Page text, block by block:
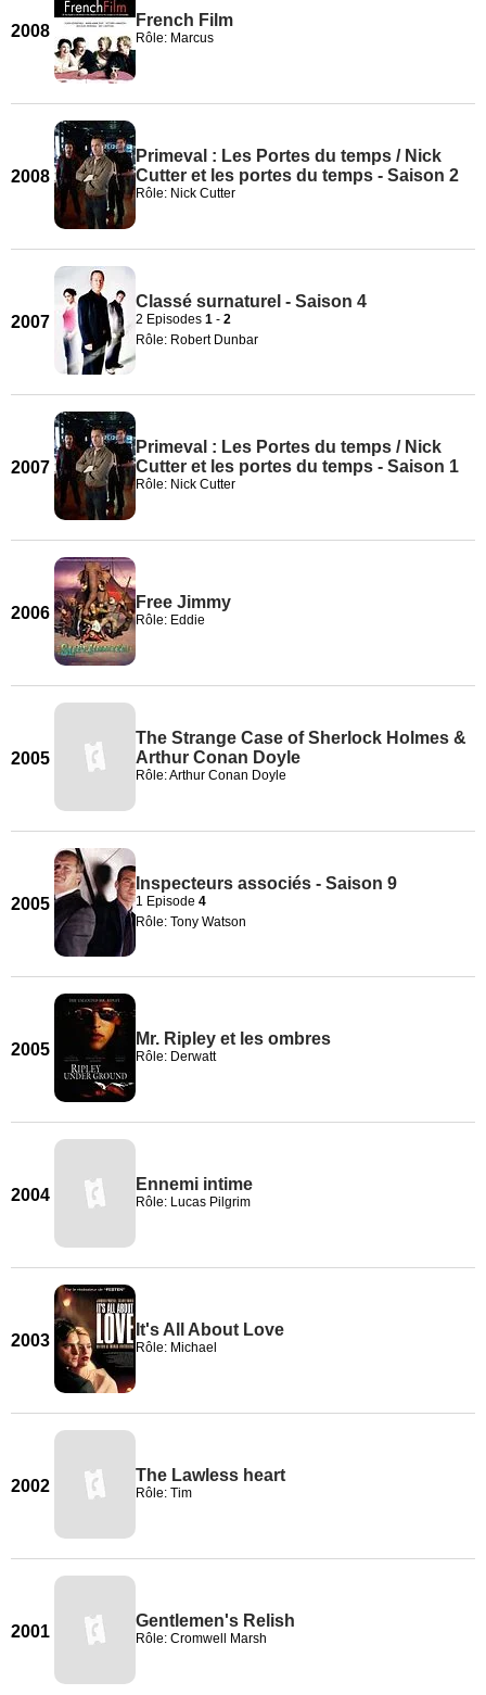
2008
French Film
Rôle: Marcus
2008
Primeval : Les Portes du temps / Nick
Cutter et les portes du temps - Saison 2
Rôle: Nick Cutter
2007
Classé surnaturel - Saison 4
2 Episodes 1 - 2
Rôle: Robert Dunbar
2007
Primeval : Les Portes du temps / Nick
Cutter et les portes du temps - Saison 1
Rôle: Nick Cutter
2006
Free Jimmy
Rôle: Eddie
2005
The Strange Case of Sherlock Holmes &
Arthur Conan Doyle
Rôle: Arthur Conan Doyle
2005
Inspecteurs associés - Saison 9
1 Episode 4
Rôle: Tony Watson
2005
Mr. Ripley et les ombres
Rôle: Derwatt
2004
Ennemi intime
Rôle: Lucas Pilgrim
2003
It's All About Love
Rôle: Michael
2002
The Lawless heart
Rôle: Tim
2001
Gentlemen's Relish
Rôle: Cromwell Marsh